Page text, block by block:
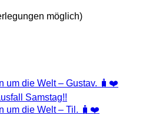
möglich)
um die Welt – Gustav. 🧳❤️
Samstag!!
um die Welt – Til. 🧳❤️